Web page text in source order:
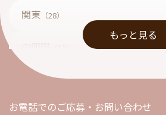
関東 （28）
（1）
もっと見る
お電話でのご応募・お問い合わせ